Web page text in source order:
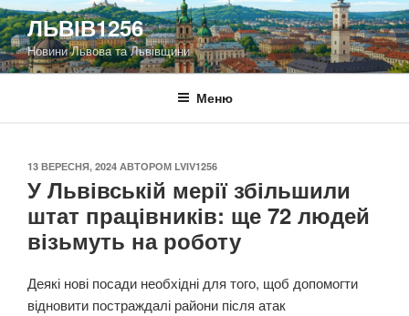
Перейти
до
вмісту
ЛЬВІВ1256
Новини Львова та Львівщини
Меню
ОПУБЛІКОВАНО
13 ВЕРЕСНЯ, 2024 АВТОРОМ LVIV1256
У Львівській мерії збільшили
штат працівників: ще 72 людей
візьмуть на роботу
Деякі нові посади необхідні для того, щоб допомогти
відновити постраждалі райони після атак